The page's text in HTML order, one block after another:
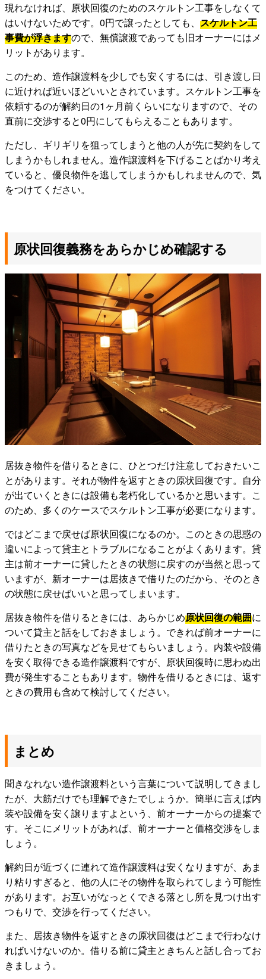
現れなければ、原状回復のためのスケルトン工事をしなくて
はいけないためです。0円で譲ったとしても、 スケルトン工
事費が浮きますので、無償譲渡であっても旧オーナーにはメ
リットがあります。
このため、造作譲渡料を少しでも安くするには、引き渡し日
に近ければ近いほどいいとされています。スケルトン工事を
依頼するのが解約日の1ヶ月前くらいになりますので、その
直前に交渉すると0円にしてもらえることもあります。
ただし、ギリギリを狙ってしまうと他の人が先に契約をして
しまうかもしれません。造作譲渡料を下げることばかり考え
ていると、優良物件を逃してしまうかもしれませんので、気
をつけてください。
原状回復義務をあらかじめ確認する
居抜き物件を借りるときに、ひとつだけ注意しておきたいこ
とがあります。それが物件を返すときの原状回復です。自分
が出ていくときには設備も老朽化しているかと思います。こ
のため、多くのケースでスケルトン工事が必要になります。
ではどこまで戻せば原状回復になるのか。このときの思惑の
違いによって貸主とトラブルになることがよくあります。貸
主は前オーナーに貸したときの状態に戻すのが当然と思って
いますが、新オーナーは居抜きで借りたのだから、そのとき
の状態に戻せばいいと思ってしまいます。
居抜き物件を借りるときには、あらかじめ原状回復の範囲に
ついて貸主と話をしておきましょう。できれば前オーナーに
借りたときの写真などを見せてもらいましょう。内装や設備
を安く取得できる造作譲渡料ですが、原状回復時に思わぬ出
費が発生することもあります。物件を借りるときには、返す
ときの費用も含めて検討してください。
まとめ
聞きなれない造作譲渡料という言葉について説明してきまし
たが、大筋だけでも理解できたでしょうか。簡単に言えば内
装や設備を安く譲りますよという、前オーナーからの提案で
す。そこにメリットがあれば、前オーナーと価格交渉をしま
しょう。
解約日が近づくに連れて造作譲渡料は安くなりますが、あま
り粘りすぎると、他の人にその物件を取られてしまう可能性
があります。お互いがなっとくできる落とし所を見つけ出す
つもりで、交渉を行ってください。
また、居抜き物件を返すときの原状回復はどこまで行わなけ
ればいけないのか。借りる前に貸主ときちんと話し合ってお
きましょう。